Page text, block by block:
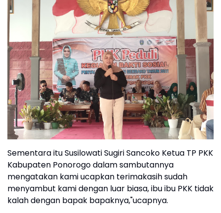
Sementara itu Susilowati Sugiri Sancoko Ketua TP PKK
Kabupaten Ponorogo dalam sambutannya
mengatakan kami ucapkan terimakasih sudah
menyambut kami dengan luar biasa, ibu ibu PKK tidak
kalah dengan bapak bapaknya,"ucapnya.